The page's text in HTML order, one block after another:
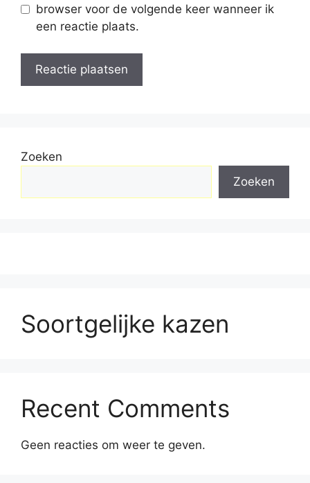
browser voor de volgende keer wanneer ik
een reactie plaats.
Zoeken
Zoeken
Soortgelijke kazen
Recent Comments
Geen reacties om weer te geven.